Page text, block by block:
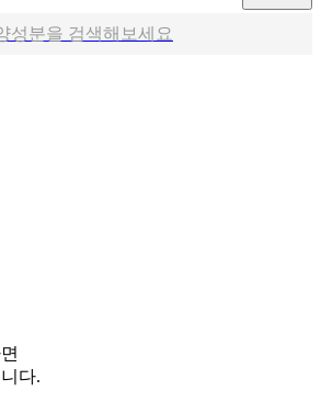
성분을 검색해보세요
트 음식 검색해보세요
다.